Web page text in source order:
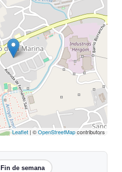
Leaflet | ©OpenStreetMapcontributors
Fin de semana